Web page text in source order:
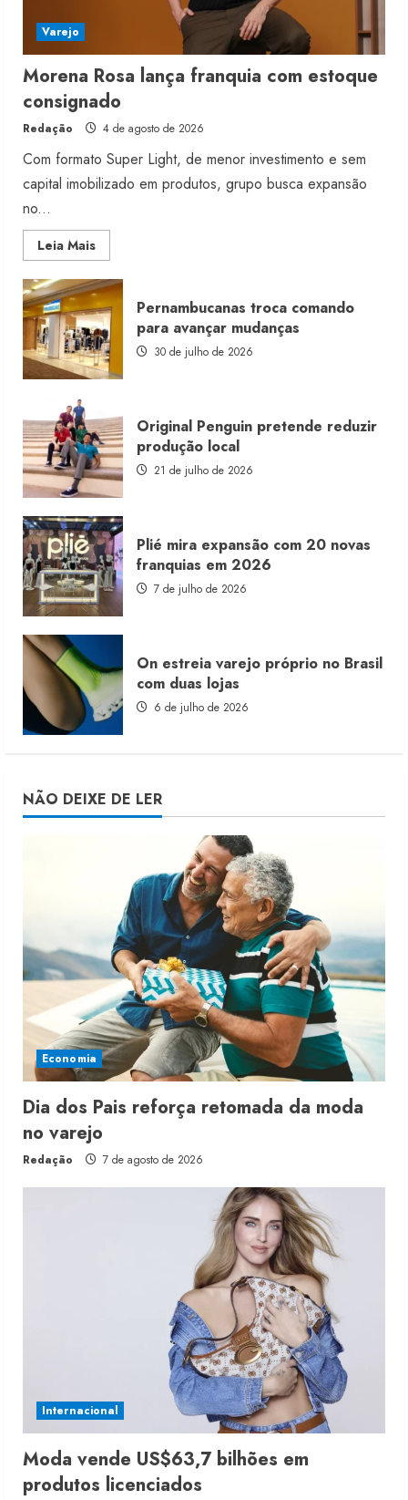
Varejo
Morena Rosa lança franquia com estoque
consignado
Redação 4 de agosto de 2026
Com formato Super Light, de menor investimento e sem
capital imobilizado em produtos, grupo busca expansão
no...
Leia MaisRead
more
Morena
Rosa
lança
franquia
com
estoque
consignado
Pernambucanas troca comando
para avançar mudanças
30 de julho de 2026
Original Penguin pretende reduzir
produção local
21 de julho de 2026
Plié mira expansão com 20 novas
franquias em 2026
7 de julho de 2026
On estreia varejo próprio no Brasil
com duas lojas
6 de julho de 2026
NÃO DEIXE DE LER
Economia
Dia dos Pais reforça retomada da moda
no varejo
Redação 7 de agosto de 2026
Internacional
Moda vende US$63,7 bilhões em
produtos licenciados